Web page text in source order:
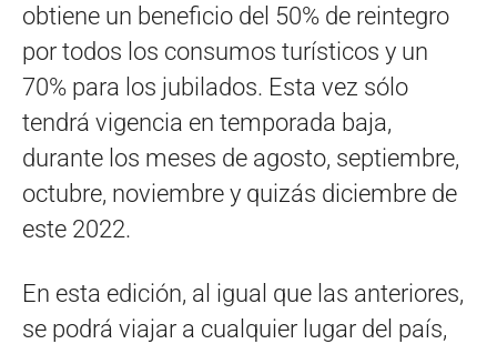
obtiene un beneficio del 50% de reintegro
por todos los consumos turísticos y un
70% para los jubilados. Esta vez sólo
tendrá vigencia en temporada baja,
durante los meses de agosto, septiembre,
octubre, noviembre y quizás diciembre de
este 2022.
En esta edición, al igual que las anteriores,
se podrá viajar a cualquier lugar del país,